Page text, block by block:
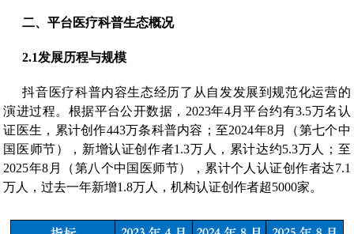
二、平台医疗科普生态概况
2.1发展历程与规模
抖音医疗科普内容生态经历了从自发发展到规范化运营的
演进过程。根据平台公开数据，2023年4月平台约有3.5万名认
证医生，累计创作443万条科普内容；至2024年8月（第七个中
国医师节），新增认证创作者1.3万人，累计达约5.3万人；至
2025年8月（第八个中国医师节），累计个人认证创作者达7.1
万人，过去一年新增1.8万人，机构认证创作者超5000家。